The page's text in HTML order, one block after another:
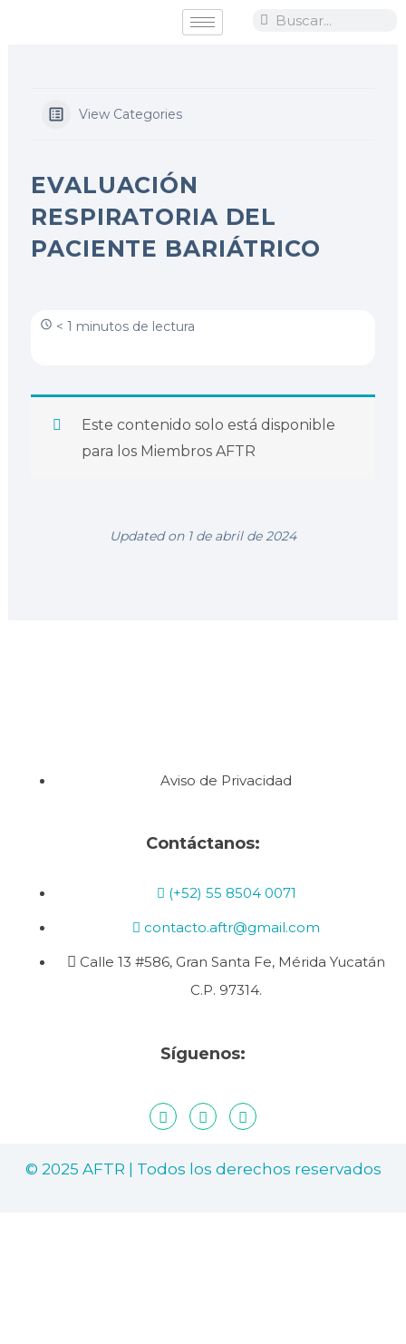
Search
Search
View Categories
EVALUACIÓN
RESPIRATORIA DEL
PACIENTE BARIÁTRICO
< 1 minutos de lectura
Este contenido solo está disponible
para los Miembros AFTR
Updated on 1 de abril de 2024
Aviso de Privacidad
Contáctanos:
(+52) 55 8504 0071
contacto.aftr@gmail.com
Calle 13 #586, Gran Santa Fe, Mérida Yucatán
C.P. 97314.
Síguenos:
© 2025 AFTR | Todos los derechos reservados